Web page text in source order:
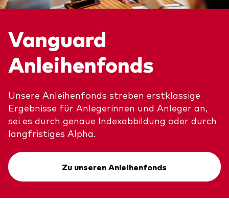
Fonds nach Typ
Aktive Fonds
Aktien
ESG/SRI
ETFs
Publikumsfonds
Events und Webinare
Die Vanguard Beratungsstudie 2026
Über Vanguard
Unser Team
Vanguard
Anleihenfonds
Unsere Anleihenfonds streben erstklassige
Ergebnisse für Anlegerinnen und Anleger an,
sei es durch genaue Indexabbildung oder durch
langfristiges Alpha.
Zu unseren Anleihenfonds